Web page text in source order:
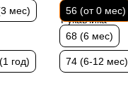
мес)
год)
56 (от 0 мес)
68 (6 мес)
74 (6-12 мес)